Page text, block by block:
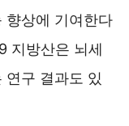
향상에 기여한다
지방산은 뇌세
연구 결과도 있